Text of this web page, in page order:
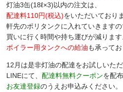
灯油3缶(18ℓ×3)以内の注文は、
配達料110円(税込)をいただいており
軒先のポリタンクに入れていきますの
買いに行く時間や持ち運びが減ります
ボイラー用タンクへの給油も承ってお
12月は是非灯油の配達をお試しいただ
LINEにて、 配達料無料クーポンを配
お友達登録のうえお申込みください。